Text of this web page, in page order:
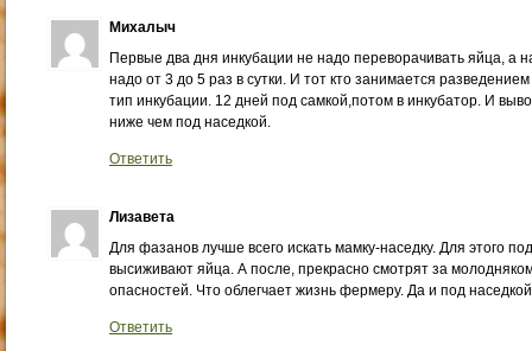
Михалыч
Первые два дня инкубации не надо переворачивать яйца, а
надо от 3 до 5 раз в сутки. И тот кто занимается
тип инкубации. 12 дней под самкой,потом в инкубатор. И
ниже чем под наседкой.
Ответить
Лизавета
Для фазанов лучше всего искать мамку-наседку. Для этого
высиживают яйца. А после, прекрасно смотрят за
опасностей. Что облегчает жизнь фермеру. Да и под
Ответить